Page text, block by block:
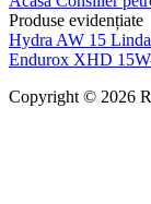
Produse evidențiate
Hydra AW 15
Endurox XHD
Copyright © 2026